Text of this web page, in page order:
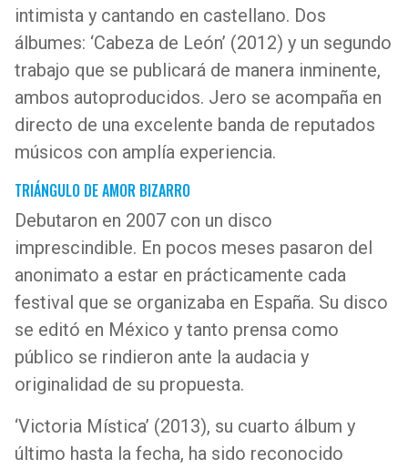
intimista y cantando en castellano. Dos
álbumes: ‘Cabeza de León’ (2012) y un segundo
trabajo que se publicará de manera inminente,
ambos autoproducidos. Jero se acompaña en
directo de una excelente banda de reputados
músicos con amplía experiencia.
TRIÁNGULO DE AMOR BIZARRO
Debutaron en 2007 con un disco
imprescindible. En pocos meses pasaron del
anonimato a estar en prácticamente cada
festival que se organizaba en España. Su disco
se editó en México y tanto prensa como
público se rindieron ante la audacia y
originalidad de su propuesta.
‘Victoria Mística’ (2013), su cuarto álbum y
último hasta la fecha, ha sido reconocido